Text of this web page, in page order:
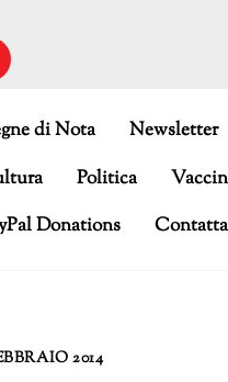
di Nota Newsletter
Politica
Donations
2014